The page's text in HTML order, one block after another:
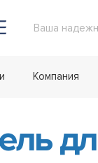
Ваша
Компания